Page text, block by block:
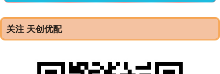
关注 天创优配